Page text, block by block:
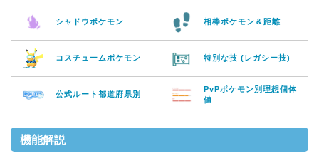
シャドウポケモン 相棒ポケモン＆距離
コスチュームポケモン 特別な技 (レガシー技)
公式ルート都道府県別
PvPポケモン別理想個体
値
機能解説